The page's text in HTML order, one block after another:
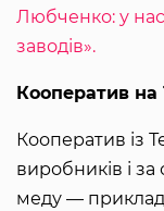
Любченко: у нас
заводів».
Кооператив на
Кооператив із
виробників і
меду — приклад